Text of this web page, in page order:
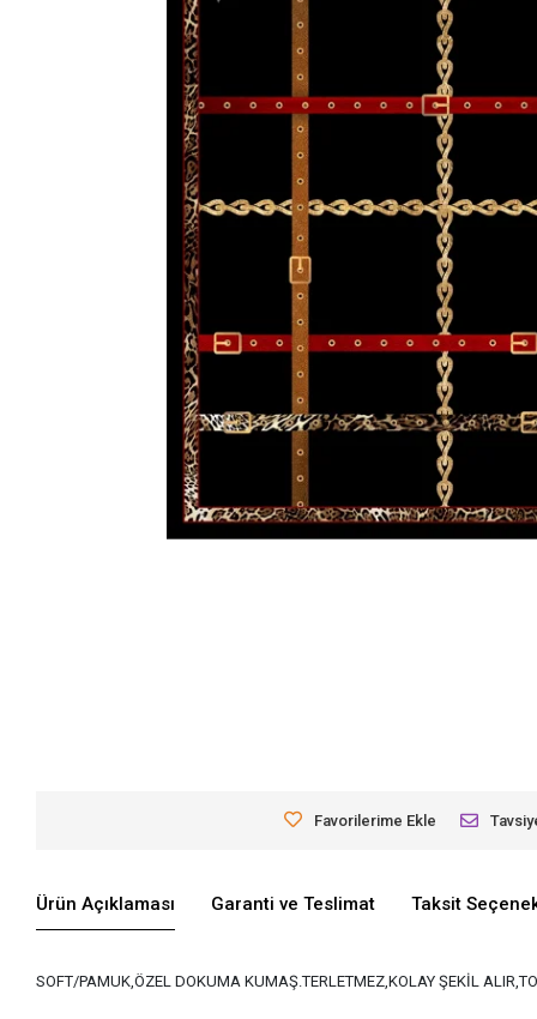
Favorilerime Ekle
Ürün Açıklaması Garanti ve Teslimat Taksit
SOFT/PAMUK,ÖZEL DOKUMA KUMAŞ.TERLETMEZ,KOLAY ŞEKİL